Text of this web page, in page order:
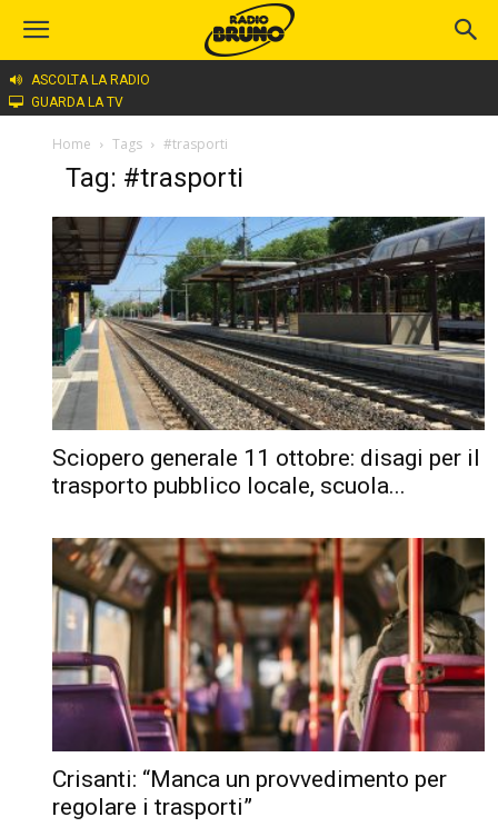
ASCOLTA LA RADIO
GUARDA LA TV
Home Tags #trasporti
Tag: #trasporti
Sciopero generale 11 ottobre: disagi per il
trasporto pubblico locale, scuola...
Crisanti: “Manca un provvedimento per
regolare i trasporti”